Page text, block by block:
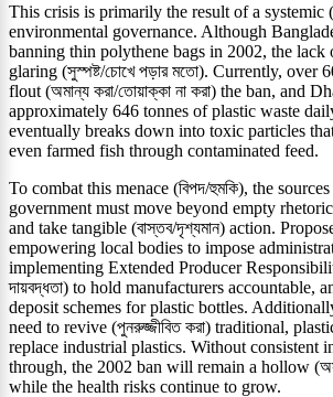
This crisis is primarily the result of a systemic
environmental governance. Although
banning thin polythene bags in 2002, the lack
glaring (সুস্পষ্ট/চোখে পড়ার মতো). Currently, over
flout (অমান্য করা/তোয়াক্কা না করা) the ban, and
approximately 646 tonnes of plastic waste
eventually breaks down into toxic particles
even farmed fish through contaminated feed.
To combat this menace (বিপদ/হুমকি), the
government must move beyond empty rhetoric
and take tangible (বাস্তব/দৃশ্যমান) action.
empowering local bodies to impose
implementing Extended Producer Responsibility
দায়বদ্ধতা) to hold manufacturers accountable,
deposit schemes for plastic bottles.
need to revive (পুনরুজ্জীবিত করা) traditional,
replace industrial plastics. Without consistent
through, the 2002 ban will remain a hollow
while the health risks continue to grow.